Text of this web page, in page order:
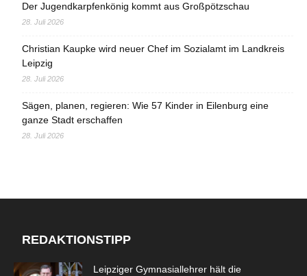
Der Jugendkarpfenkönig kommt aus Großpötzschau
28. Juli 2026
Christian Kaupke wird neuer Chef im Sozialamt im Landkreis
Leipzig
28. Juli 2026
Sägen, planen, regieren: Wie 57 Kinder in Eilenburg eine
ganze Stadt erschaffen
28. Juli 2026
REDAKTIONSTIPP
Leipziger Gymnasiallehrer hält die